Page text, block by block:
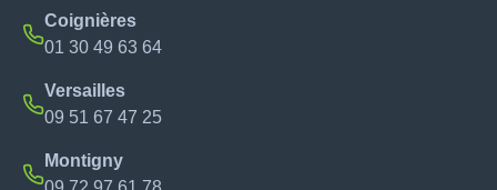
Coignières
01 30 49 63 64
Versailles
09 51 67 47 25
Montigny